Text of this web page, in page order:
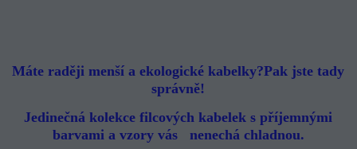
Máte raději menší a ekologické kabelky?Pak jste tady
správně!
Jedinečná kolekce filcových kabelek s příjemnými
barvami a vzory vás nenechá chladnou.